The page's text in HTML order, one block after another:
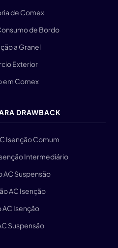
de Comex
de Bordo
a Granel
Exterior
em Comex
DRAWBACK
Isenção Comum
Intermediário
AC Suspensão
AC Isenção
AC Isenção
Suspensão